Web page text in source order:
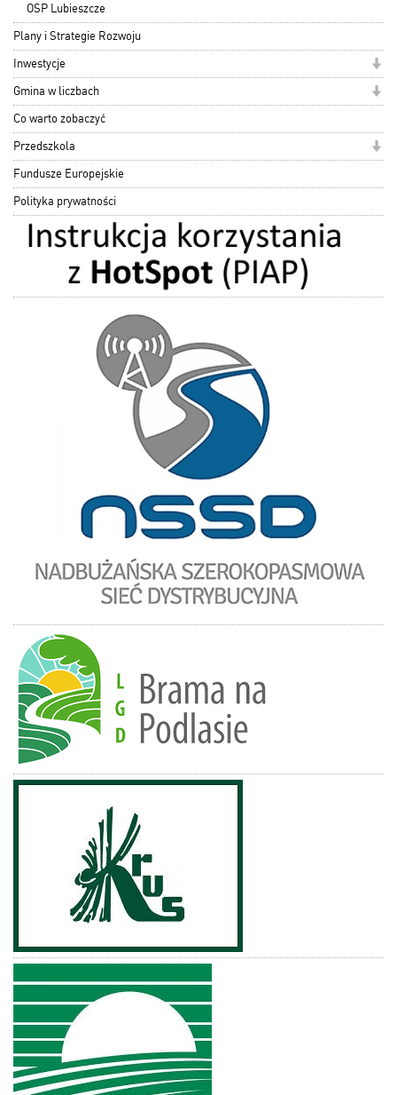
OSP Lubieszcze
Plany i Strategie Rozwoju
Inwestycje
Gmina w liczbach
Co warto zobaczyć
Przedszkola
Fundusze Europejskie
Polityka prywatności